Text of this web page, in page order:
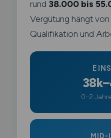
rund 38.000 bis
Vergütung hängt
Qualifikation und
0–2
MID-